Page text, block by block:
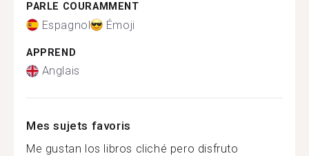
PARLE COURAMMENT
Espagnol Émoji
APPREND
Anglais
Mes sujets favoris
Me gustan los libros cliché pero disfruto